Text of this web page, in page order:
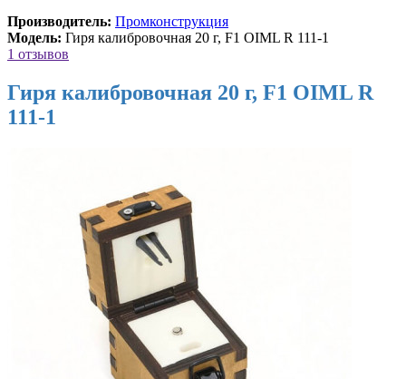
Производитель: Промконструкция
Модель: Гиря калибровочная 20 г, F1 OIML R 111-1
1 отзывов
Гиря калибровочная 20 г, F1 OIML R
111-1